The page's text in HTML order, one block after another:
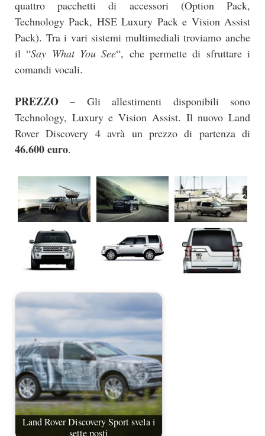
quattro pacchetti di accessori (Option Pack,
Technology Pack, HSE Luxury Pack e Vision Assist
Pack). Tra i vari sistemi multimediali troviamo anche
il “Say What You See“, che permette di sfruttare i
comandi vocali.
PREZZO – Gli allestimenti disponibili sono
Technology, Luxury e Vision Assist. Il nuovo Land
Rover Discovery 4 avrà un prezzo di partenza di
46.600 euro.
Land Rover Discovery Sport svela i
sette posti